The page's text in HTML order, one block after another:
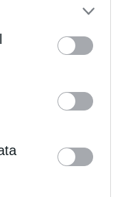
disclose it to
…
Η